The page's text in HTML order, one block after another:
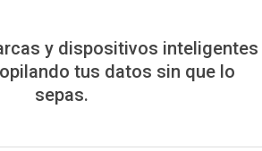
y dispositivos inteligentes
tus datos sin que lo
sepas.